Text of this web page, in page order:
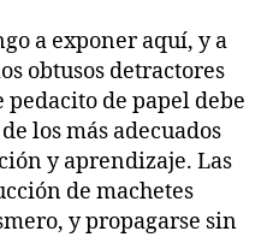
a exponer aquí, y a
obtusos detractores
pedacito de papel debe
los más adecuados
y aprendizaje. Las
de machetes
y propagarse sin